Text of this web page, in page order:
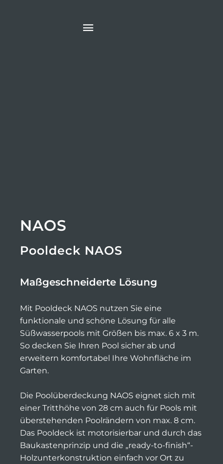
NAOS
Pooldeck NAOS
Maßgeschneiderte Lösung
Mit Pooldeck NAOS nutzen Sie eine
funktionale und schöne Lösung für alle
Süßwasserpools mit Größen bis max. 6 x 3 m.
So decken Sie Ihren Pool sicher ab und
erweitern komfortabel Ihre Wohnfläche im
Garten.
Die Poolüberdeckung NAOS eignet sich mit
einer Tritthöhe von 28 cm auch für Pools mit
überstehenden Poolrändern von max. 8 cm.
Das Pooldeck ist motorisierbar und durch das
Baukastenprinzip und die „ready-to-finish“-
Holzunterkonstruktion einfach vor Ort zu